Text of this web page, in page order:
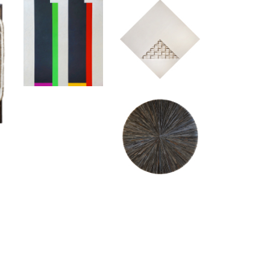
los.
irregular.
solicitação expressa.
do titular.
leilões e não realiza a venda direta dos itens leiloados.Como a casa
contexto,conforme previsto no Código de Defesa do
(131) Belas Artes - Obras em Papel (35)